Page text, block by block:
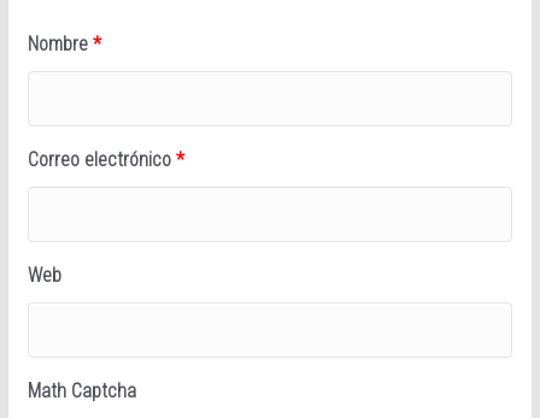
Nombre *
Correo electrónico *
Web
Math Captcha